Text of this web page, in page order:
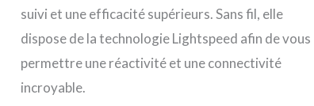
suivi et une efficacité supérieurs. Sans fil, elle
dispose de la technologie Lightspeed afin de vous
permettre une réactivité et une connectivité
incroyable.